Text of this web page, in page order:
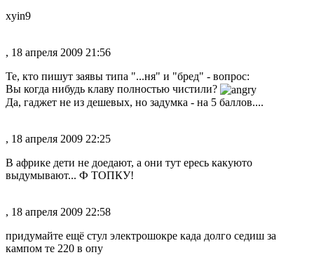
xyin9
, 18 апреля 2009 21:56
Те, кто пишут заявы типа "...ня" и "бред" - вопрос:
Вы когда нибудь клаву полностью чистили?
Да, гаджет не из дешевых, но задумка - на 5 баллов....
, 18 апреля 2009 22:25
В африке дети не доедают, а они тут ересь какуюто
выдумывают... Ф ТОПКУ!
, 18 апреля 2009 22:58
придумайте ещё стул электрошокре када долго седиш за
кампом те 220 в опу